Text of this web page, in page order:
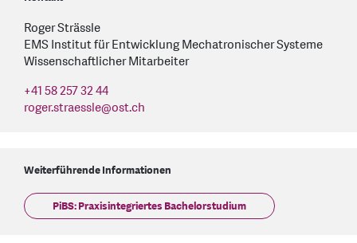
Roger Strässle
EMS Institut für Entwicklung Mechatronischer Systeme
Wissenschaftlicher Mitarbeiter
+41 58 257 32 44
roger.straessle@ost.ch
Weiterführende Informationen
PiBS: Praxisintegriertes Bachelorstudium